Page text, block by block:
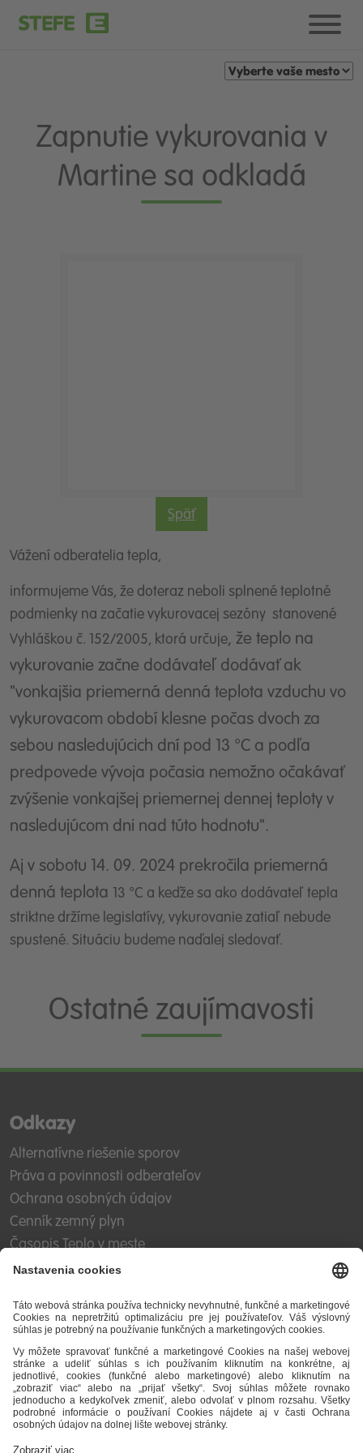
Zapnutie vykurovania v
Martine sa odkladá
Späť
Vážení odberatelia tepla,
informujeme Vás, že doteraz neboli splnené teplotné
podmienky na začatie vykurovacej sezóny stanovené
Vyhláškou č. 152/2005, ktorá určuje, že teplo na
vykurovanie začne dodávateľ dodávať ak
"vonkajšia priemerná denná teplota vzduchu vo
vykurovacom období klesne počas dvoch za
sebou nasledujúcich dní pod 13 °C a podľa
predpovede vývoja počasia nemožno očakávať
zvýšenie vonkajšej priemernej dennej teploty v
nasledujúcom dni nad túto hodnotu".
Aj v sobotu 14. 09. 2024 prekročila priemerná
denná teplota 13 °C a keďže sa ako dodávateľ tepla
striktne držíme legislatívy, vykurovanie zatiaľ nebude
spustené. Situáciu budeme naďalej sledovať.
Ostatné zaujímavosti
Odkazy
Alternatívne riešenie sporov
Práva a povinnosti odberateľov
Ochrana osobných údajov
Cenník zemný plyn
Časopis Teplo v meste
Impresum
Podmienky a ustanovenia
Mapa stránky
STEFE SK, a.s.
Zvolenská cesta 1A
974 05 Banská Bystrica
IČO: 31 630 278